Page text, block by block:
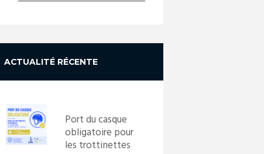
ACTUALITÉ RÉCENTE
Port du casque
obligatoire pour
les trottinettes